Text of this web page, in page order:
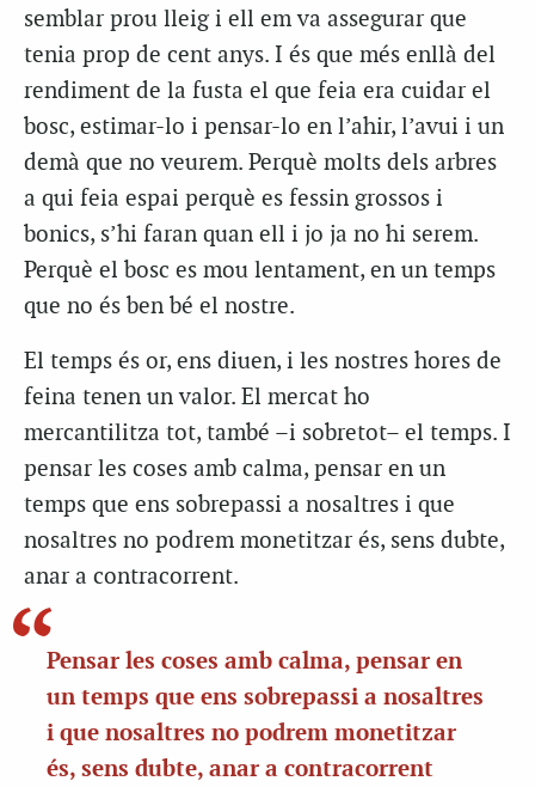
semblar prou lleig i ell em va assegurar que
tenia prop de cent anys. I és que més enllà del
rendiment de la fusta el que feia era cuidar el
bosc, estimar-lo i pensar-lo en l’ahir, l’avui i un
demà que no veurem. Perquè molts dels arbres
a qui feia espai perquè es fessin grossos i
bonics, s’hi faran quan ell i jo ja no hi serem.
Perquè el bosc es mou lentament, en un temps
que no és ben bé el nostre.
El temps és or, ens diuen, i les nostres hores de
feina tenen un valor. El mercat ho
mercantilitza tot, també –i sobretot– el temps. I
pensar les coses amb calma, pensar en un
temps que ens sobrepassi a nosaltres i que
nosaltres no podrem monetitzar és, sens dubte,
anar a contracorrent.
Pensar les coses amb calma, pensar en
un temps que ens sobrepassi a nosaltres
i que nosaltres no podrem monetitzar
és, sens dubte, anar a contracorrent